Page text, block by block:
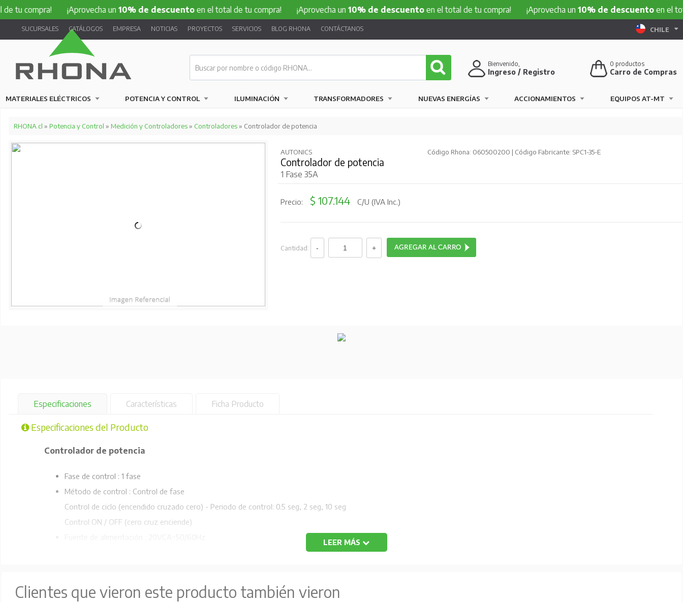
compra! ¡Aprovecha un 10% de descuentoen el total de tu compra! ¡Aprovecha un 10% de descuentoen el total de tu compra! ¡Aprovecha un 10% de descuentoen el total
SUCURSALES CATÁLOGOS EMPRESA NOTICIAS PROYECTOS SERVICIOS BLOG RHONA CONTÁCTANOS CHILE
0 productos
Carro de Compras
Bienvenido,
Ingreso / Registro
MATERIALES ELÉCTRICOS POTENCIA Y CONTROL ILUMINACIÓN TRANSFORMADORES NUEVAS ENERGÍAS ACCIONAMIENTOS EQUIPOS AT-MT
RHONA.cl » Potencia y Control » Medición y Controladores» Controladores» Controlador de potencia
AUTONICS Código Rhona: 060500200 | Código Fabricante: SPC1-35-E
Controlador de potencia
1 Fase 35A
Precio: $ 107.144 C/U (IVA Inc.)
Cantidad:
Especificaciones Características Ficha Producto
Especificaciones del Producto
Controlador de potencia
Fase de control : 1 fase
Método de control : Control de fase
Control de ciclo (encendido cruzado cero) - Periodo de control: 0.5 seg, 2 seg, 10 seg
Control ON / OFF (cero cruz enciende)
Carga aplicada : Carga resistiva (mín. de carga: más del 5% de corriente nominal)
LEER MÁS
Clientes que vieron este producto también vieron